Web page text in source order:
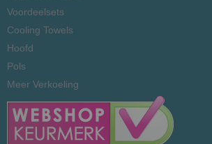
Voordeelsets
Cooling Towels
Hoofd
Pols
Meer Verkoeling